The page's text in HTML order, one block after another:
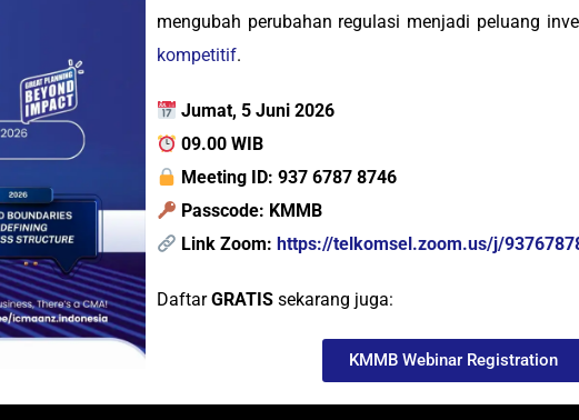
mengubah perubahan regulasi menjadi peluang
kompetitif.
Jumat, 5 Juni 2026
09.00 WIB
Meeting ID: 937 6787 8746
Passcode: KMMB
Link Zoom:https://telkomsel.zoom.us/j/
DaftarGRATISsekarang juga:
KMMB Webinar Registration